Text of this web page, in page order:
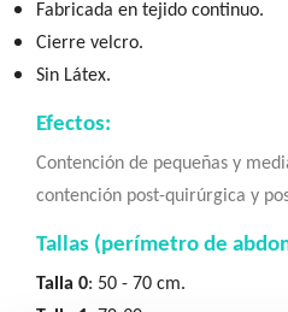
Fabricada en tejido continuo.
Cierre velcro.
Sin Látex.
Efectos:
Contención de pequeñas y
contención post-quirúrgica y
Tallas (perímetro de
Talla 0: 50 - 70 cm.